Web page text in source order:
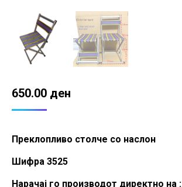
650.00 ден
Преклопливо столче со наслон
Шифра 3525
Нарачај го производот директно на :